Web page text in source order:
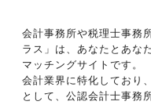
会計事務所や税理士事務
ラス」は、あなたとあな
マッチングサイトです。
会計業界に特化しており
として、公認会計士事務